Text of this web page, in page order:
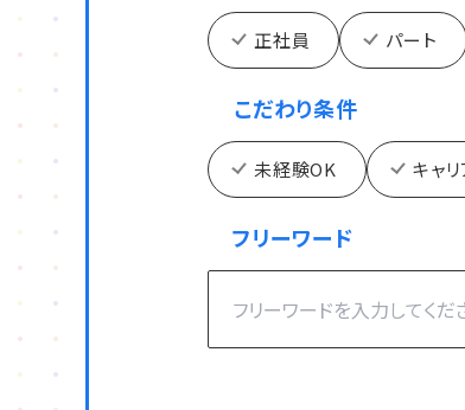
正社員 パート
こだわり条件
未経験OK キャ
フリーワード